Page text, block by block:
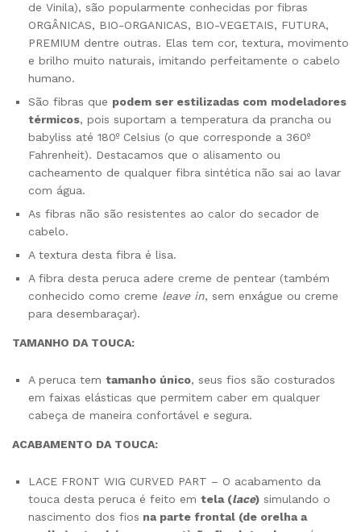
de Vinila), são popularmente conhecidas por fibras
ORGÂNICAS, BIO-ORGANICAS, BIO-VEGETAIS, FUTURA,
PREMIUM dentre outras. Elas tem cor, textura, movimento
e brilho muito naturais, imitando perfeitamente o cabelo
humano.
São fibras que podem ser estilizadas com modeladores
térmicos, pois suportam a temperatura da prancha ou
babyliss até 180º Celsius (o que corresponde a 360º
Fahrenheit). Destacamos que o alisamento ou
cacheamento de qualquer fibra sintética não sai ao lavar
com água.
As fibras não são resistentes ao calor do secador de
cabelo.
A textura desta fibra é lisa.
A fibra desta peruca adere creme de pentear (também
conhecido como creme leave in, sem enxágue ou creme
para desembaraçar).
TAMANHO DA TOUCA:
A peruca tem tamanho único, seus fios são costurados
em faixas elásticas que permitem caber em qualquer
cabeça de maneira confortável e segura.
ACABAMENTO DA TOUCA:
LACE FRONT WIG CURVED PART – O acabamento da
touca desta peruca é feito em tela (lace) simulando o
nascimento dos fios na parte frontal (de orelha a